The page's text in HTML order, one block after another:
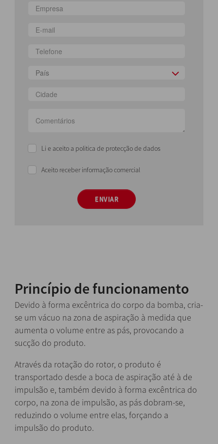
País
Li e aceito a politica de protecção de dados
Aceito receber informação comercial
ENVIAR
Princípio de funcionamento
Devido à forma excêntrica do corpo da bomba, cria-
se um vácuo na zona de aspiração à medida que
aumenta o volume entre as pás, provocando a
sucção do produto.
Através da rotação do rotor, o produto é
transportado desde a boca de aspiração até à de
impulsão e, também devido à forma excêntrica do
corpo, na zona de impulsão, as pás dobram-se,
reduzindo o volume entre elas, forçando a
impulsão do produto.